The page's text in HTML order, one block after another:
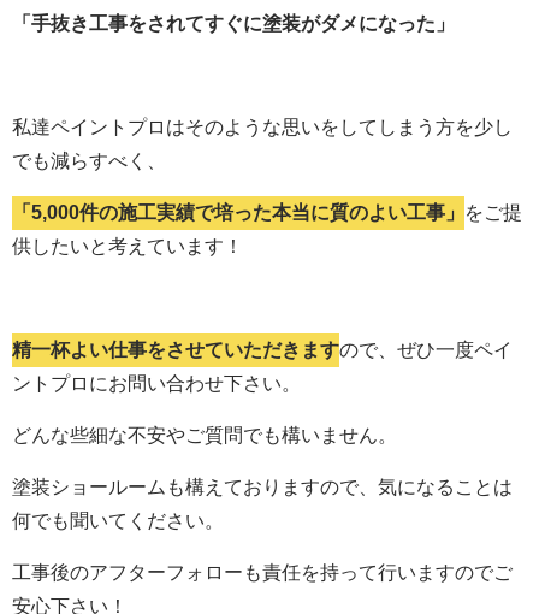
「手抜き工事をされてすぐに塗装がダメになった」
私達ペイントプロはそのような思いをしてしまう方を少し
でも減らすべく、
「5,000件の施工実績で培った本当に質のよい工事」
をご提
供したいと考えています！
精一杯よい仕事をさせていただきますので、ぜひ一度ペイ
ントプロにお問い合わせ下さい。
どんな些細な不安やご質問でも構いません。
塗装ショールームも構えておりますので、気になることは
何でも聞いてください。
工事後のアフターフォローも責任を持って行いますのでご
安心下さい！